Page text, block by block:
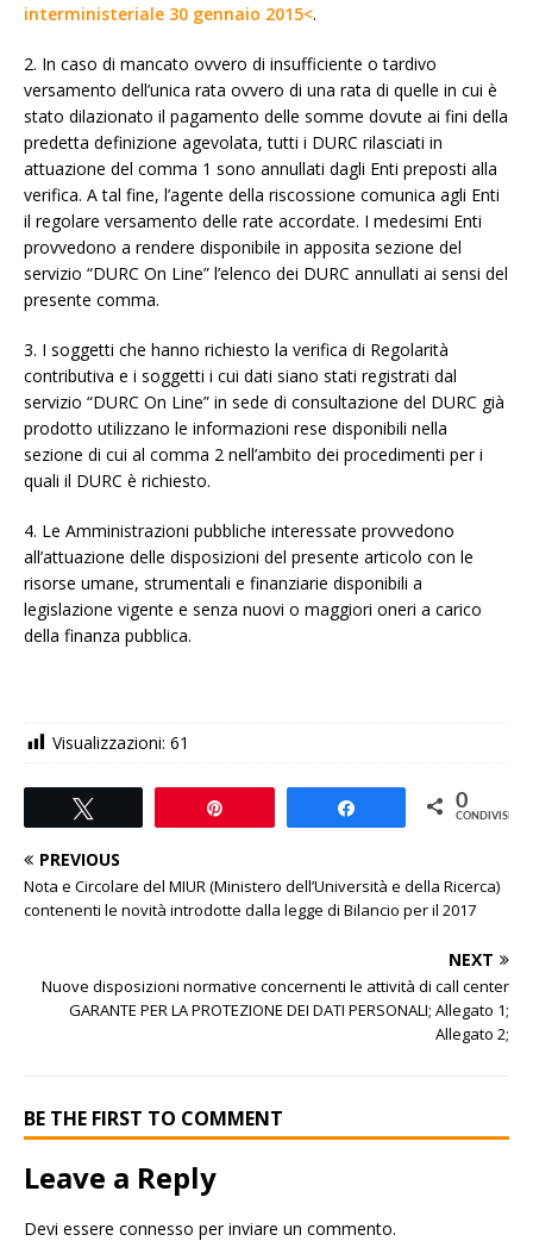
interministeriale 30 gennaio 2015<.
2. In caso di mancato ovvero di insufficiente o tardivo
versamento dell’unica rata ovvero di una rata di quelle in cui è
stato dilazionato il pagamento delle somme dovute ai fini della
predetta definizione agevolata, tutti i DURC rilasciati in
attuazione del comma 1 sono annullati dagli Enti preposti alla
verifica. A tal fine, l’agente della riscossione comunica agli Enti
il regolare versamento delle rate accordate. I medesimi Enti
provvedono a rendere disponibile in apposita sezione del
servizio “DURC On Line” l’elenco dei DURC annullati ai sensi del
presente comma.
3. I soggetti che hanno richiesto la verifica di Regolarità
contributiva e i soggetti i cui dati siano stati registrati dal
servizio “DURC On Line” in sede di consultazione del DURC già
prodotto utilizzano le informazioni rese disponibili nella
sezione di cui al comma 2 nell’ambito dei procedimenti per i
quali il DURC è richiesto.
4. Le Amministrazioni pubbliche interessate provvedono
all’attuazione delle disposizioni del presente articolo con le
risorse umane, strumentali e finanziarie disponibili a
legislazione vigente e senza nuovi o maggiori oneri a carico
della finanza pubblica.
Visualizzazioni: 61
0
CONDIVISIONI
PREVIOUS
Nota e Circolare del MIUR (Ministero dell’Università e della Ricerca)
contenenti le novità introdotte dalla legge di Bilancio per il 2017
NEXT
Nuove disposizioni normative concernenti le attività di call center
GARANTE PER LA PROTEZIONE DEI DATI PERSONALI; Allegato 1;
Allegato 2;
BE THE FIRST TO COMMENT
Leave a Reply
Devi essere connesso per inviare un commento.